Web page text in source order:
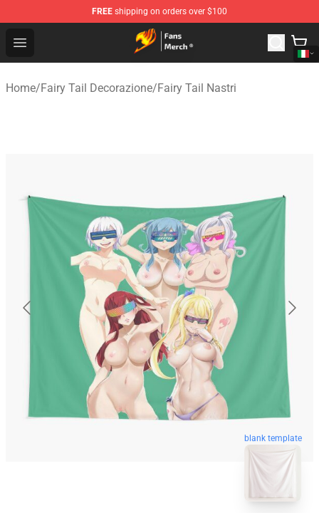
FREE shipping on orders over $100
Open menu
Fairy Tail Store - Official Fairy Tail Merchandise Shop
Home/Fairy Tail Decorazione/Fairy Tail Nastri
blank template